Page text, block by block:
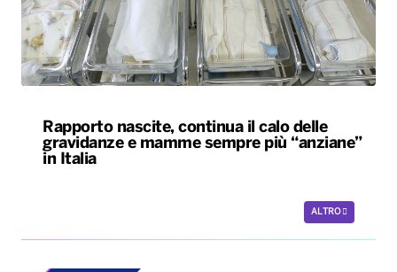
Rapporto nascite, continua il calo delle
gravidanze e mamme sempre più “anziane”
in Italia
ALTRO